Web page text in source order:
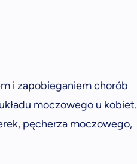
i zapobieganiem chorób
moczowego u kobiet.
pęcherza moczowego,